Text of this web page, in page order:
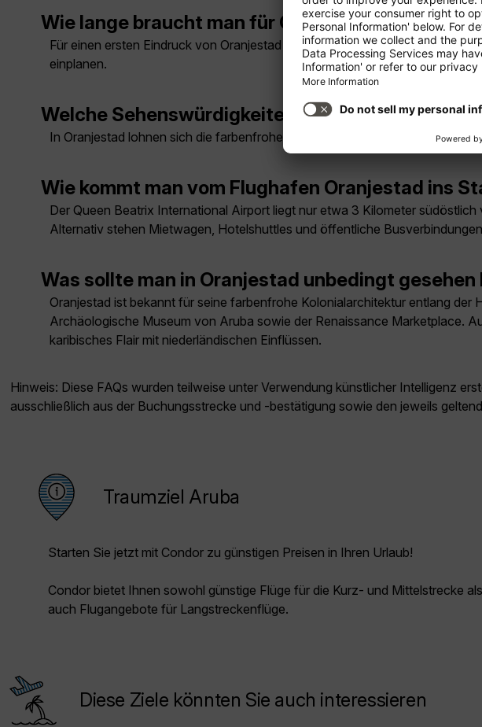
Wie lange braucht man für Oranjestad (Aruba)?
Für einen ersten Eindruck von Oranjestad (Aruba) reichen meist zwei bis
einplanen.
Welche Sehenswürdigkeiten muss man in
In Oranjestad lohnen sich die farbenfrohe Innenstadt, Eagle Beach, Palm
Wie kommt man vom Flughafen Oranjestad ins
Der Queen Beatrix International Airport liegt nur etwa 3 Kilometer
Alternativ stehen Mietwagen, Hotelshuttles und öffentliche
Was sollte man in Oranjestad unbedingt gesehen
Oranjestad ist bekannt für seine farbenfrohe Kolonialarchitektur entlang
Archäologische Museum von Aruba sowie der Renaissance Marketplace.
karibisches Flair mit niederländischen Einflüssen.
Hinweis: Diese FAQs wurden teilweise unter Verwendung künstlicher Intelligenz
ausschließlich aus der Buchungsstrecke und -bestätigung sowie den jeweils
Traumziel Aruba
Starten Sie jetzt mit Condor zu günstigen Preisen in Ihren Urlaub!
Condor bietet Ihnen sowohl günstige Flüge für die Kurz- und Mittelstrecke als
auch Flugangebote für Langstreckenflüge.
Diese Ziele könnten Sie auch interessieren